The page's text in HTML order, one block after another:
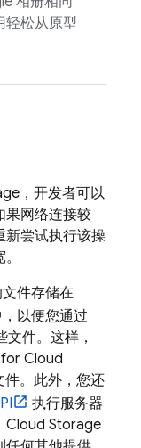
轻松从原型
，开发者可以
果网络连接较
新尝试执行该操
件存储在
以便您通过
文件。这样，
for Cloud
件。此外，您还
执行服务器
Cloud Storage